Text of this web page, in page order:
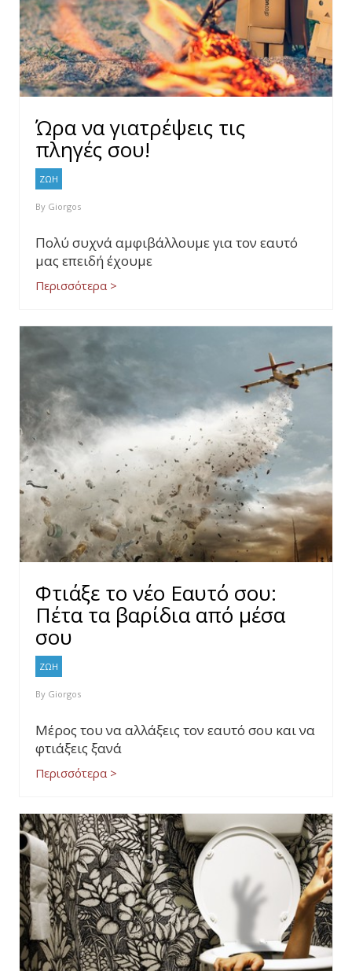
Ώρα να γιατρέψεις τις
πληγές σου!
ΖΩΗ
By Giorgos
Πολύ συχνά αμφιβάλλουμε για τον εαυτό
μας επειδή έχουμε
Περισσότερα >
Φτιάξε το νέο Εαυτό σου:
Πέτα τα βαρίδια από μέσα
σου
ΖΩΗ
By Giorgos
Μέρος του να αλλάξεις τον εαυτό σου και να
φτιάξεις ξανά
Περισσότερα >